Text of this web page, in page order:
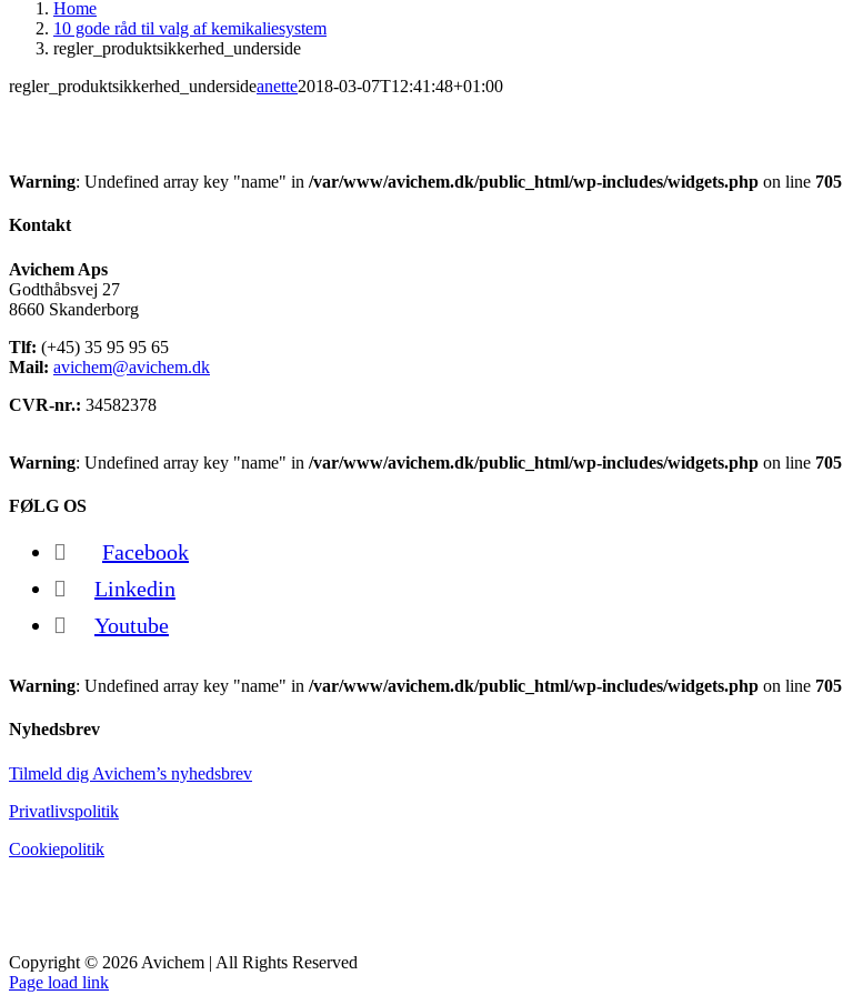
Home
10 gode råd til valg af kemikaliesystem
regler_produktsikkerhed_underside
regler_produktsikkerhed_undersideanette2018-03-07T12:41:48+01:00
Warning: Undefined array key "name" in /var/www/avichem.dk/public_html/wp-includes/widgets.php on line 705
Kontakt
Avichem Aps
Godthåbsvej 27
8660 Skanderborg
Tlf: (+45) 35 95 95 65
Mail: avichem@avichem.dk
CVR-nr.: 34582378
Warning: Undefined array key "name" in /var/www/avichem.dk/public_html/wp-includes/widgets.php on line 705
FØLG OS
Facebook
Linkedin
Youtube
Warning: Undefined array key "name" in /var/www/avichem.dk/public_html/wp-includes/widgets.php on line 705
Nyhedsbrev
Tilmeld dig Avichem’s nyhedsbrev
Privatlivspolitik
Cookiepolitik
Copyright © 2026 Avichem | All Rights Reserved
Page load link